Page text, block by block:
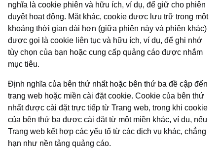
nghĩa là cookie phiên và hữu ích, ví dụ, để giữ cho phiên
duyệt hoạt động. Mặt khác, cookie được lưu trữ trong một
khoảng thời gian dài hơn (giữa phiên này và phiên khác)
được gọi là cookie liên tục và hữu ích, ví dụ, để ghi nhớ
tùy chọn của bạn hoặc cung cấp quảng cáo được nhắm
mục tiêu.
Định nghĩa của bên thứ nhất hoặc bên thứ ba đề cập đến
trang web hoặc miền cài đặt cookie. Cookie của bên thứ
nhất được cài đặt trực tiếp từ Trang web, trong khi cookie
của bên thứ ba được cài đặt từ một miền khác, ví dụ, nếu
Trang web kết hợp các yếu tố từ các dịch vụ khác, chẳng
hạn như nền tảng quảng cáo.